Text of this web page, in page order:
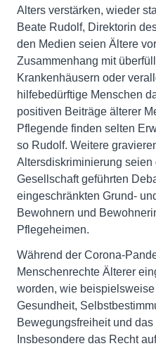
Alters verstärken, wieder
Beate Rudolf, Direktorin
den Medien seien Ältere
Zusammenhang mit
Krankenhäusern oder
hilfebedürftige Menschen
positiven Beiträge älterer
Pflegende finden selten
so Rudolf. Weitere
Altersdiskriminierung seien
Gesellschaft geführten
eingeschränkten Grund-
Bewohnern und
Pflegeheimen.
Während der Corona-
Menschenrechte Älterer
worden, wie
Gesundheit,
Bewegungsfreiheit und
Insbesondere das Recht